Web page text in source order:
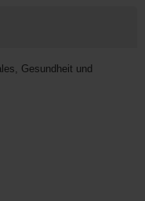
Gesundheit und